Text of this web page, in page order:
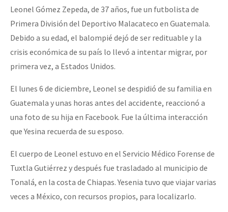
MULTIMEDIA
Audio
Otras secciones
Semillero Guerra contra la Humanidad. (Las poblaciones y
la naturaleza bajo asedio)
Libros para descargar
Medios Libres
COVID-19
Se o México sabe, que o mundo saiba! Nossas lutas pela
Leonel Gómez Zepeda, de 37 años, fue un futbolista de
Primera División del Deportivo Malacateco en Guatemala.
Debido a su edad, el balompié dejó de ser redituable y la
crisis económica de su país lo llevó a intentar migrar, por
primera vez, a Estados Unidos.
El lunes 6 de diciembre, Leonel se despidió de su familia en
Guatemala y unas horas antes del accidente, reaccionó a
una foto de su hija en Facebook. Fue la última interacción
que Yesina recuerda de su esposo.
El cuerpo de Leonel estuvo en el Servicio Médico Forense de
Tuxtla Gutiérrez y después fue trasladado al municipio de
Tonalá, en la costa de Chiapas. Yesenia tuvo que viajar varias
veces a México, con recursos propios, para localizarlo.